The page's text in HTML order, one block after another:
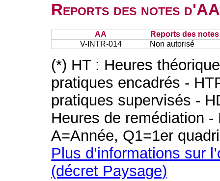
Reports des notes
AA
Reports des
V-INTR-014
Non autorisé
(*) HT : Heures
pratiques encadrés -
pratiques supervisés -
Heures de remédiation
A=Année, Q1=1er
Plus d’informations sur
(décret Paysage)